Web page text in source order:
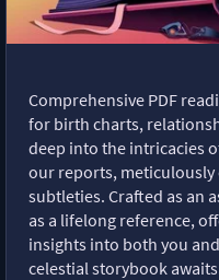
Comprehensive PDF
for birth charts,
deep into the intricacies
our reports, meticulously
subtleties. Crafted as an
as a lifelong reference,
insights into both you
celestial storybook